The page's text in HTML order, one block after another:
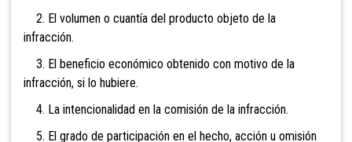
2. El volumen o cuantía del producto objeto de la
infracción.
3. El beneficio económico obtenido con motivo de la
infracción, si lo hubiere.
4. La intencionalidad en la comisión de la infracción.
5. El grado de participación en el hecho, acción u omisión